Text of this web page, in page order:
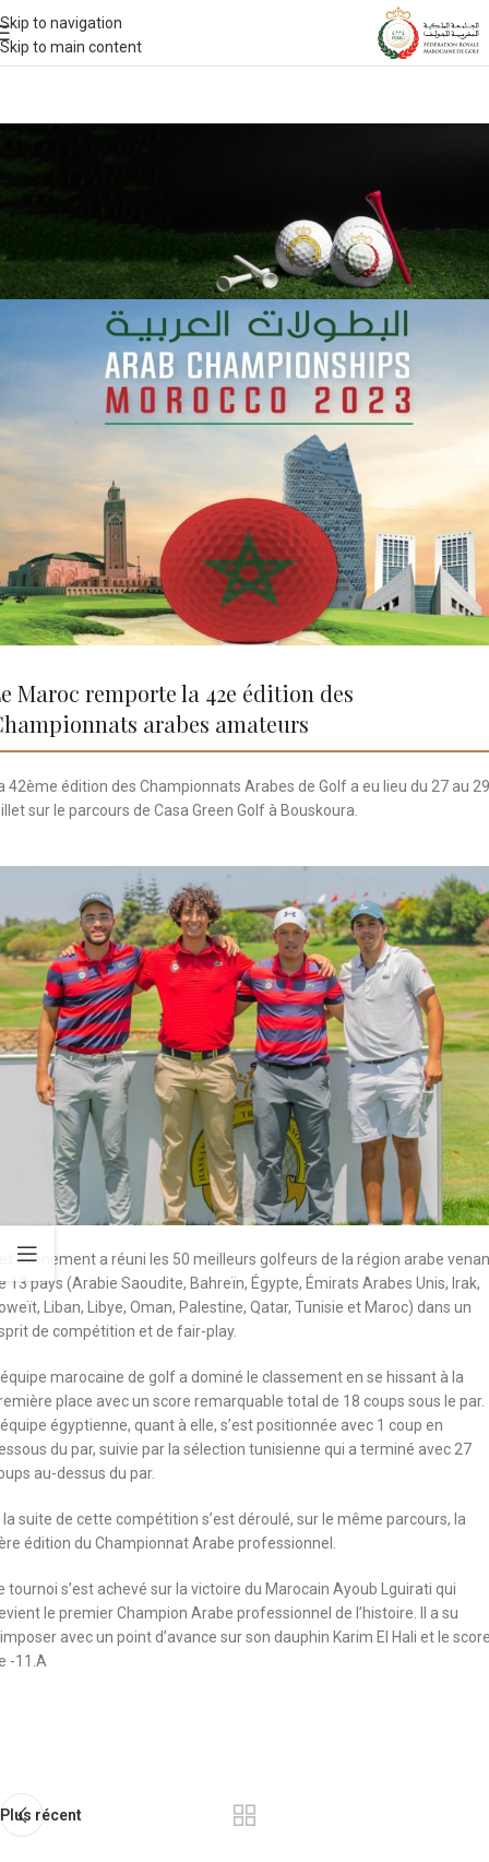
Skip to navigation
Skip to main content
Le Maroc remporte la 42ème
édition des Championnats arabes
amateurs
Le 07/29/2023
Maroc remporte la 42e édition des
arabes amateurs
42ème édition des Championnats Arabes de Golf a eu lieu du 27 au 29
sur le parcours de Casa Green Golf à Bouskoura.
événement a réuni les 50 meilleurs golfeurs de la région arabe
13 pays (Arabie Saoudite, Bahreïn, Égypte, Émirats Arabes Unis, Irak,
Liban, Libye, Oman, Palestine, Qatar, Tunisie et Maroc) dans un
de compétition et de fair-play.
marocaine de golf a dominé le classement en se hissant à la
place avec un score remarquable total de 18 coups sous le par.
égyptienne, quant à elle, s’est positionnée avec 1 coup en
du par, suivie par la sélection tunisienne qui a terminé avec 27
au-dessus du par.
la suite de cette compétition s’est déroulé, sur le même parcours, la
édition du Championnat Arabe professionnel.
tournoi s’est achevé sur la victoire du Marocain Ayoub Lguirati qui
le premier Champion Arabe professionnel de l’histoire. Il a su
avec un point d’avance sur son dauphin Karim El Hali et le
-11.A
Plus récent